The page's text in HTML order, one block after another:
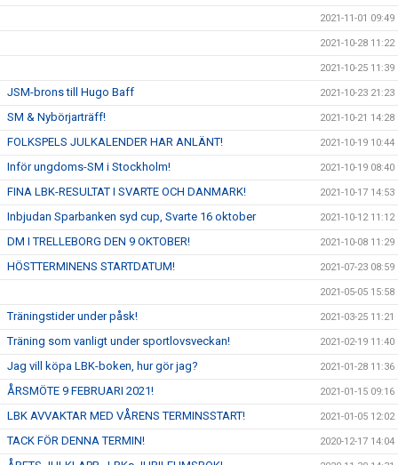
2021-11-01 09:49
2021-10-28 11:22
2021-10-25 11:39
JSM-brons till Hugo Baff 2021-10-23 21:23
SM & Nybörjarträff! 2021-10-21 14:28
FOLKSPELS JULKALENDER HAR ANLÄNT! 2021-10-19 10:44
Inför ungdoms-SM i Stockholm! 2021-10-19 08:40
FINA LBK-RESULTAT I SVARTE OCH DANMARK! 2021-10-17 14:53
Inbjudan Sparbanken syd cup, Svarte 16 oktober 2021-10-12 11:12
DM I TRELLEBORG DEN 9 OKTOBER! 2021-10-08 11:29
HÖSTTERMINENS STARTDATUM! 2021-07-23 08:59
2021-05-05 15:58
Träningstider under påsk! 2021-03-25 11:21
Träning som vanligt under sportlovsveckan! 2021-02-19 11:40
Jag vill köpa LBK-boken, hur gör jag? 2021-01-28 11:36
ÅRSMÖTE 9 FEBRUARI 2021! 2021-01-15 09:16
LBK AVVAKTAR MED VÅRENS TERMINSSTART! 2021-01-05 12:02
TACK FÖR DENNA TERMIN! 2020-12-17 14:04